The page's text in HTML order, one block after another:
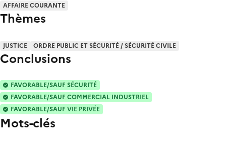
AFFAIRE COURANTE
Thèmes
JUSTICE ORDRE PUBLIC ET SÉCURITÉ / SÉCURITÉ CIVILE
Conclusions
FAVORABLE/SAUF SÉCURITÉ
FAVORABLE/SAUF COMMERCIAL INDUSTRIEL
FAVORABLE/SAUF VIE PRIVÉE
Mots-clés